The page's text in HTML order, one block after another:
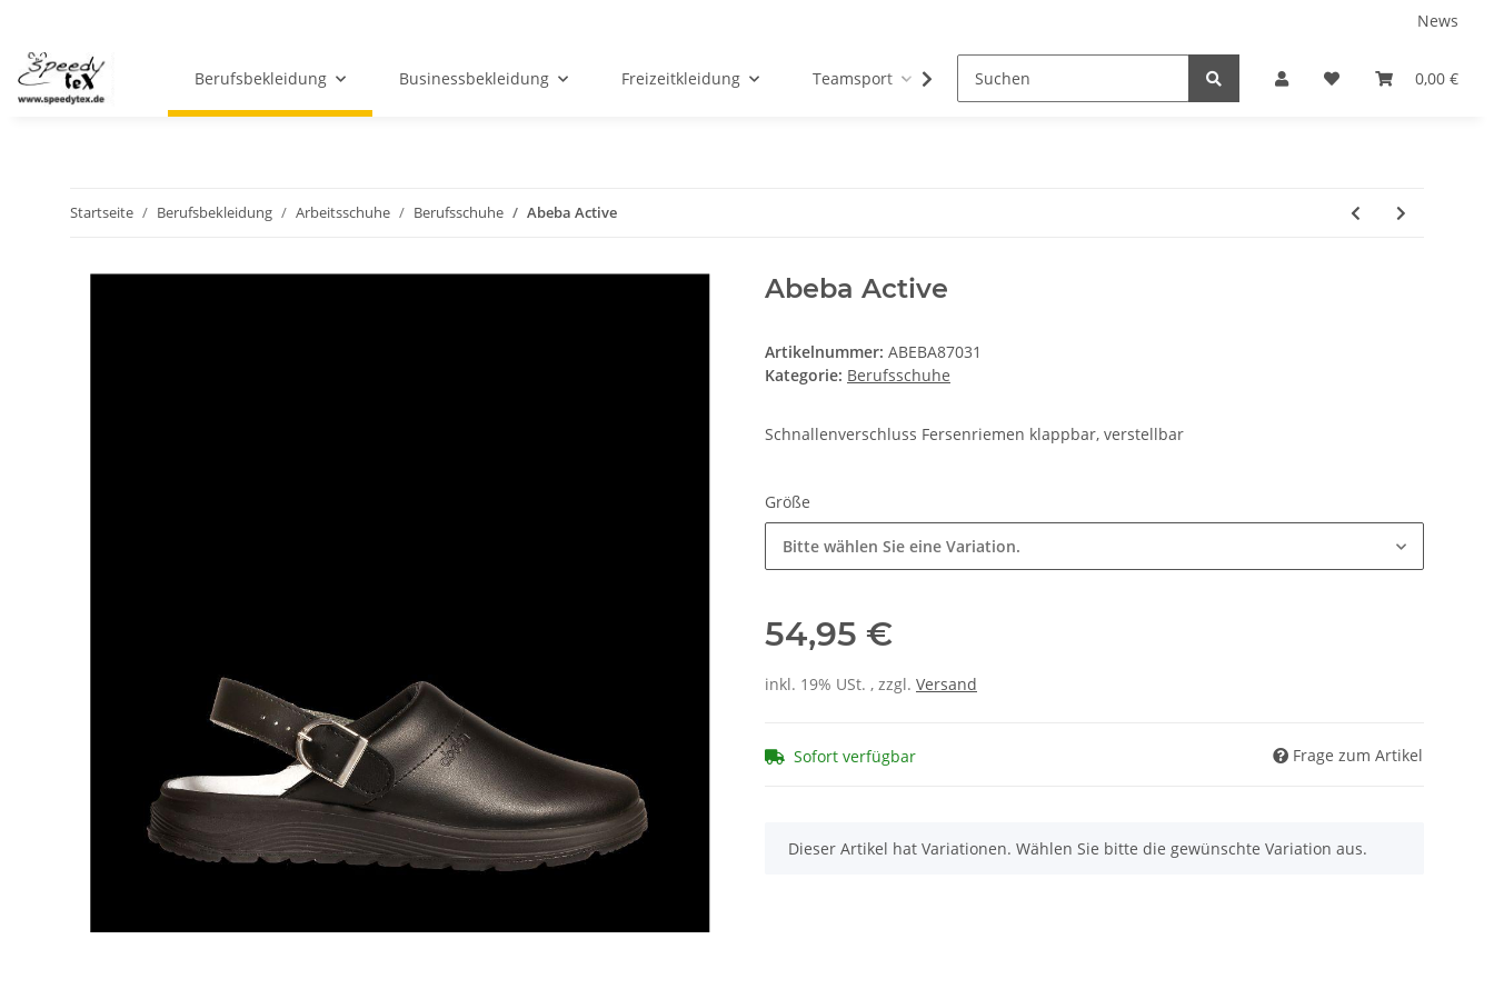
News
0,00 €
Berufsbekleidung Businessbekleidung Freizeitkleidung Teamsport Partnershops
Startseite Berufsbekleidung Arbeitsschuhe Berufsschuhe Abeba Active
Abeba Active
Artikelnummer: ABEBA87031
Kategorie: Berufsschuhe
Schnallenverschluss Fersenriemen klappbar, verstellbar
Größe
Bitte wählen Sie eine Variation.
54,95 €
inkl. 19% USt. , zzgl. Versand
Sofort verfügbar Frage zum Artikel
x
Dieser Artikel hat Variationen. Wählen Sie bitte die gewünschte Variation aus.